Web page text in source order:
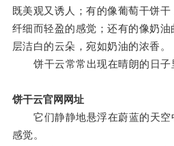
既美观又诱人；有的像葡萄干饼
纤细而轻盈的感觉；还有的像奶
层洁白的云朵，宛如奶油的浓香。
饼干云常常出现在晴朗的日子
饼干云官网网址
它们静静地悬浮在蔚蓝的天空
感觉。